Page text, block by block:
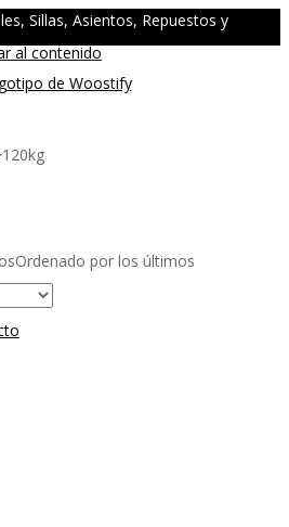
Sillas, Asientos, Repuestos y
al contenido
Ordenado por los últimos